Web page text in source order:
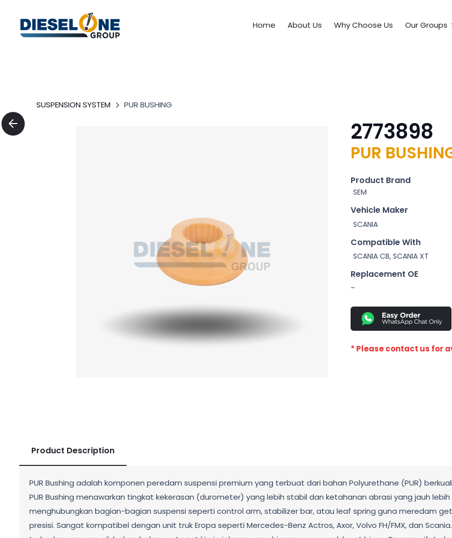
Home About Us Why Choose Us Our Groups
SUSPENSION SYSTEM PUR BUSHING
2773898
PUR
Product Brand
SEM
Vehicle Maker
SCANIA
Compatible With
SCANIA CB, SCANIA XT
Replacement OE
–
* Please contact us for
Product Description
PUR Bushing adalah komponen peredam suspensi premium yang terbuat dari bahan Polyurethane (PUR)
PUR Bushing menawarkan tingkat kekerasan (durometer) yang lebih stabil dan ketahanan abrasi yang jauh
menghubungkan bagian-bagian suspensi seperti control arm, stabilizer bar, atau leaf spring guna meredam
presisi. Sangat kompatibel dengan unit truk Eropa seperti Mercedes-Benz Actros, Axor, Volvo FH/FMX, dan